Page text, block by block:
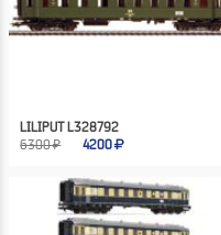
LILIPUT L328792
6300 ₽
4200